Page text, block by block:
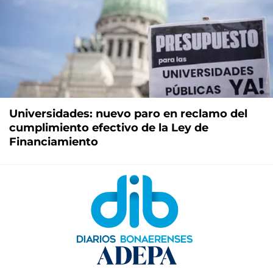
Universidades: nuevo paro en reclamo del
cumplimiento efectivo de la Ley de
Financiamiento